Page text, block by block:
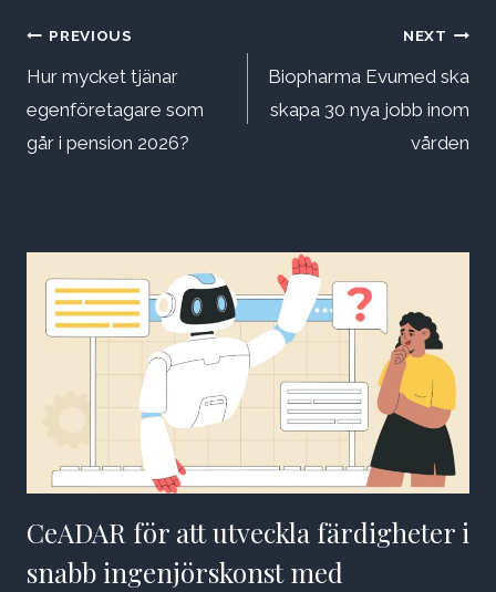
Inläggsnavigering
PREVIOUS
Hur mycket tjänar
egenföretagare som
går i pension 2026?
NEXT
Biopharma Evumed ska
skapa 30 nya jobb inom
vården
CeADAR för att utveckla färdigheter i
snabb ingenjörskonst med